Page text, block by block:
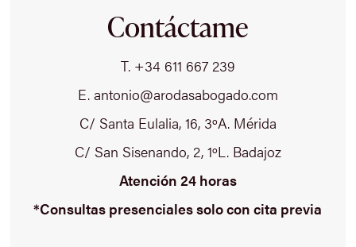
Contáctame
T. +34 611 667 239
E. antonio@arodasabogado.com
C/ Santa Eulalia, 16, 3ºA. Mérida
C/ San Sisenando, 2, 1ºL. Badajoz
Atención 24 horas
*Consultas presenciales solo con cita previa